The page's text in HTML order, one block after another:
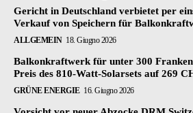
Gericht in Deutschland verbietet per
Verkauf von Speichern für
ALLGEMEIN 18. Giugno 2026
Balkonkraftwerk für unter 300
Preis des 810-Watt-Solarsets auf 269
GRÜNE ENERGIE 16. Giugno 2026